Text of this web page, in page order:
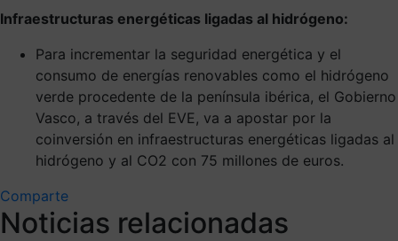
Infraestructuras energéticas ligadas al hidrógeno:
Para incrementar la seguridad energética y el
consumo de energías renovables como el hidrógeno
verde procedente de la península ibérica, el Gobierno
Vasco, a través del EVE, va a apostar por la
coinversión en infraestructuras energéticas ligadas al
hidrógeno y al CO2 con 75 millones de euros.
Comparte
Noticias relacionadas